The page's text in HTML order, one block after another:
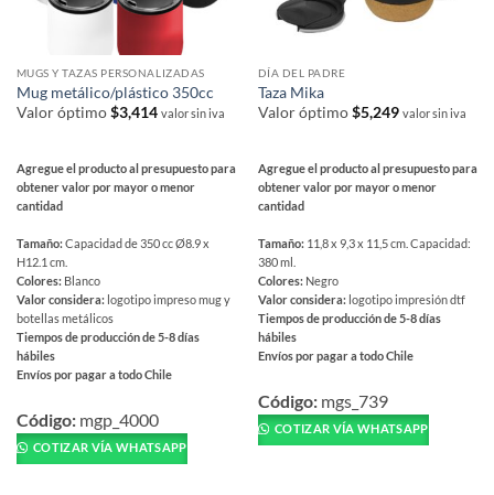
producto
MUGS Y TAZAS PERSONALIZADAS
Mug metálico/plástico 350cc
Valor óptimo$3,414 valor sin iva
Agregue el producto al presupuesto para
obtener valor por mayor o menor
cantidad
Tamaño:Capacidad de 350 cc Ø8.9 x
H12.1 cm.
Colores: Blanco
Valor considera: logotipo impreso mug y
botellas metálicos
Tiempos de producción de 5-8 días
hábiles
Envíos por pagar a todo Chile
producto
tiene
múltiples
Código: mgp_4000
COTIZAR VÍA WHATSAPP
DÍA DEL PADRE
Taza Mika
Valor óptimo$5,249 valor sin iva
Agregue el producto al presupuesto para
obtener valor por mayor o menor
cantidad
Tamaño: 11,8 x 9,3 x 11,5 cm. Capacidad:
380 ml.
Colores: Negro
Valor considera: logotipo impresión dtf
Tiempos de producción de 5-8 días
hábiles
Envíos por pagar a todo Chile
producto
tiene
múltiples
Código: mgs_739
COTIZAR VÍA WHATSAPP